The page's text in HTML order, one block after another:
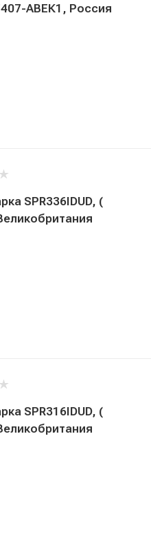
АВЕК1, Россия
SPR336IDUD, (
SPR316IDUD, (